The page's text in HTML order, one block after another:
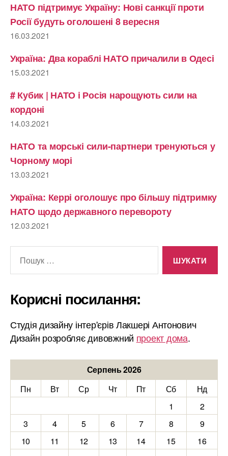
НАТО підтримує Україну: Нові санкції проти
Росії будуть оголошені 8 вересня
16.03.2021
Україна: Два кораблі НАТО причалили в Одесі
15.03.2021
# Кубик | НАТО і Росія нарощують сили на
кордоні
14.03.2021
НАТО та морські сили-партнери тренуються у
Чорному морі
13.03.2021
Україна: Керрі оголошує про більшу підтримку
НАТО щодо державного перевороту
12.03.2021
Корисні посилання:
Студія дизайну інтер'єрів Лакшері Антонович
Дизайн розробляє дивовжний проект дома.
Серпень 2026
Пн
Вт Ср Чт Пт Сб
Нд
1
2
3
4 5 6 7 8
9
10
11 12 13 14 15
16